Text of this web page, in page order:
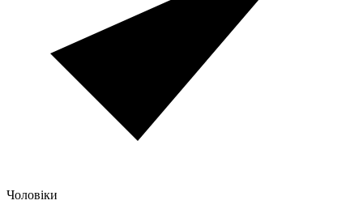
Чоловіки